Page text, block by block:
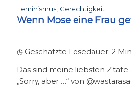
Feminismus, Gerechtigkeit
Wenn Mose eine Frau
◷ Geschätzte Lesedauer: 2
Das sind meine liebsten Zitate
„Sorry, aber …“ von